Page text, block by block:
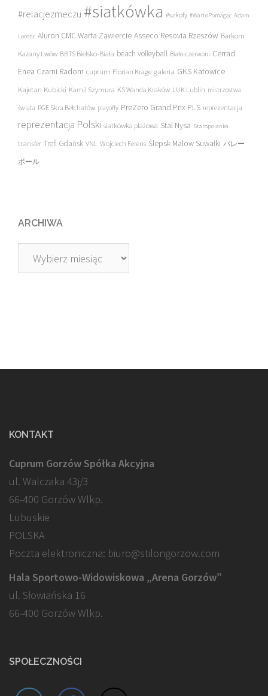
#relacjezmeczu #siatkówka #szkoły #WartoPomagac Adam
Lorenc Aluron CMC Warta Zawiercie Asseco Resovia Rzeszów Barkom
Każany Lwów BBTS Bielsko-Biała beach volleyball Biało-czerwoni Cerrad
Enea Czarni Radom cuprum Florian Krage galeria GKS Katowice
Kajetan Kubicki Kamil Szymura KS Wanda Kraków LUK Lublin mistrzostwa
świata PGE Skra Bełchatów playoffy PreZero Grand Prix PLS reprezentacja
reprezentacja Polski siatkówka plażowa Stal Nysa Staropolanka
transfer Trefl Gdańsk VNL Wojciech Ferens Ślepsk Malow Suwałki バレー
ボール
ARCHIWA
Archiwa
KONTAKT
Cuprum Gorzów Spółka Akcyjna
ul. Walczaka 43j/3
66-400 Gorzów Wlkp.
Lubuskie
POLSKA
Poczta elektroniczna: biuro@stilongorzow.com
Hala Sportowo-Widowiskowa „Arena Gorzów”
ul. Słowiańska 16
66-400 Gorzów Wlkp.
SPOŁECZNOŚCI